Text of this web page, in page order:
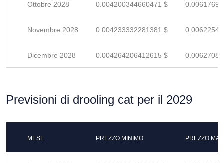
Ottobre 2028 0.004200344660471 $
Novembre 2028 0.004233332281381 $
Dicembre 2028 0.004264206412615 $
Previsioni di drooling cat per il 2029
MESE PREZZO MINIMO PREZZO